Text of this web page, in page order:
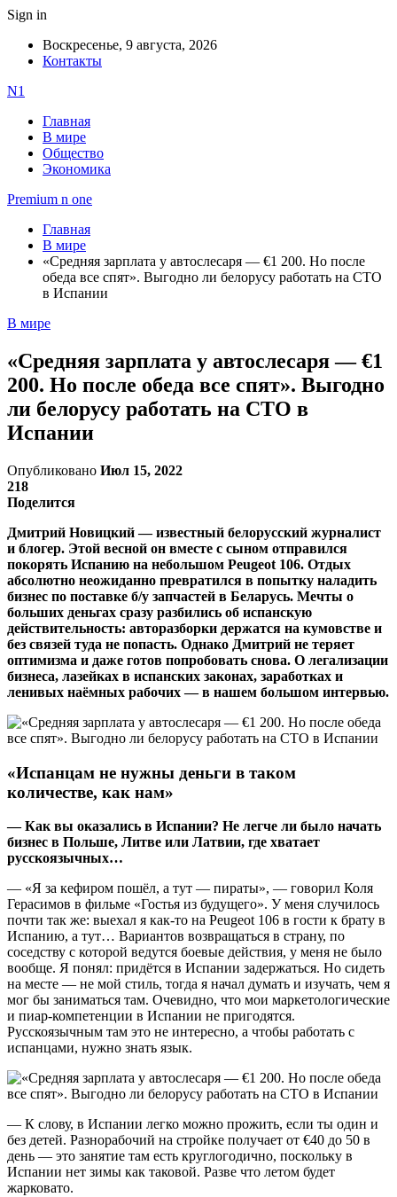
Sign in
Воскресенье, 9 августа, 2026
Контакты
N1
Главная
В мире
Общество
Экономика
Premium n one
Главная
В мире
«Средняя зарплата у автослесаря — €1 200. Но после
обеда все спят». Выгодно ли белорусу работать на СТО
в Испании
В мире
«Средняя зарплата у автослесаря — €1
200. Но после обеда все спят». Выгодно
ли белорусу работать на СТО в
Испании
Опубликовано Июл 15, 2022
218
Поделится
Дмитрий Новицкий — известный белорусский журналист
и блогер. Этой весной он вместе с сыном отправился
покорять Испанию на небольшом Peugeot 106. Отдых
абсолютно неожиданно превратился в попытку наладить
бизнес по поставке б/у запчастей в Беларусь. Мечты о
больших деньгах сразу разбились об испанскую
действительность: авторазборки держатся на кумовстве и
без связей туда не попасть. Однако Дмитрий не теряет
оптимизма и даже готов попробовать снова. О легализации
бизнеса, лазейках в испанских законах, заработках и
ленивых наёмных рабочих — в нашем большом интервью.
«Испанцам не нужны деньги в таком
количестве, как нам»
— Как вы оказались в Испании? Не легче ли было начать
бизнес в Польше, Литве или Латвии, где хватает
русскоязычных…
— «Я за кефиром пошёл, а тут — пираты», — говорил Коля
Герасимов в фильме «Гостья из будущего». У меня случилось
почти так же: выехал я как-то на Peugeot 106 в гости к брату в
Испанию, а тут… Вариантов возвращаться в страну, по
соседству с которой ведутся боевые действия, у меня не было
вообще. Я понял: придётся в Испании задержаться. Но сидеть
на месте — не мой стиль, тогда я начал думать и изучать, чем я
мог бы заниматься там. Очевидно, что мои маркетологические
и пиар-компетенции в Испании не пригодятся.
Русскоязычным там это не интересно, а чтобы работать с
испанцами, нужно знать язык.
— К слову, в Испании легко можно прожить, если ты один и
без детей. Разнорабочий на стройке получает от €40 до 50 в
день — это занятие там есть круглогодично, поскольку в
Испании нет зимы как таковой. Разве что летом будет
жарковато.